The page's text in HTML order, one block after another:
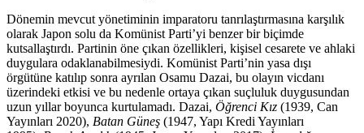
Dönemin mevcut yönetiminin imparatoru tanrılaştırmasına karşılık
olarak Japon solu da Komünist Parti’yi benzer bir biçimde
kutsallaştırdı. Partinin öne çıkan özellikleri, kişisel cesarete ve ahlaki
duygulara odaklanabilmesiydi. Komünist Parti’nin yasa dışı
örgütüne katılıp sonra ayrılan Osamu Dazai, bu olayın vicdanı
üzerindeki etkisi ve bu nedenle ortaya çıkan suçluluk duygusundan
uzun yıllar boyunca kurtulamadı. Dazai, Öğrenci Kız (1939, Can
Yayınları 2020), Batan Güneş (1947, Yapı Kredi Yayınları